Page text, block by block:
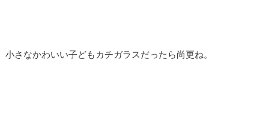
小さなかわいい子どもカチガラスだったら尚更ね。